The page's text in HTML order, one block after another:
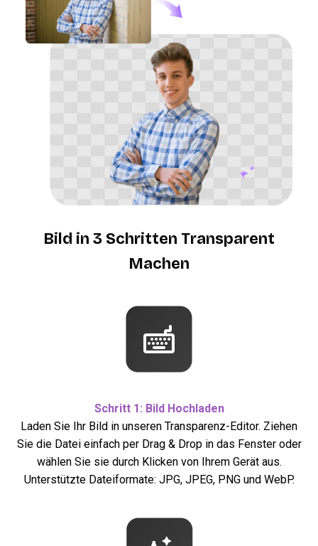
Bild in 3 Schritten Transparent
Machen
Schritt 1: Bild Hochladen
Laden Sie Ihr Bild in unseren Transparenz-Editor. Ziehen
Sie die Datei einfach per Drag & Drop in das Fenster oder
wählen Sie sie durch Klicken von Ihrem Gerät aus.
Unterstützte Dateiformate: JPG, JPEG, PNG und WebP.